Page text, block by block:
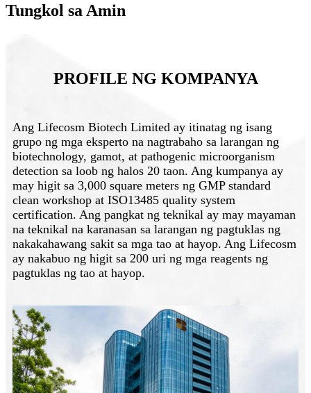
Tungkol sa Amin
PROFILE NG KOMPANYA
Ang Lifecosm Biotech Limited ay itinatag ng isang
grupo ng mga eksperto na nagtrabaho sa larangan ng
biotechnology, gamot, at pathogenic microorganism
detection sa loob ng halos 20 taon. Ang kumpanya ay
may higit sa 3,000 square meters ng GMP standard
clean workshop at ISO13485 quality system
certification. Ang pangkat ng teknikal ay may mayaman
na teknikal na karanasan sa larangan ng pagtuklas ng
nakakahawang sakit sa mga tao at hayop. Ang Lifecosm
ay nakabuo ng higit sa 200 uri ng mga reagents ng
pagtuklas ng tao at hayop.